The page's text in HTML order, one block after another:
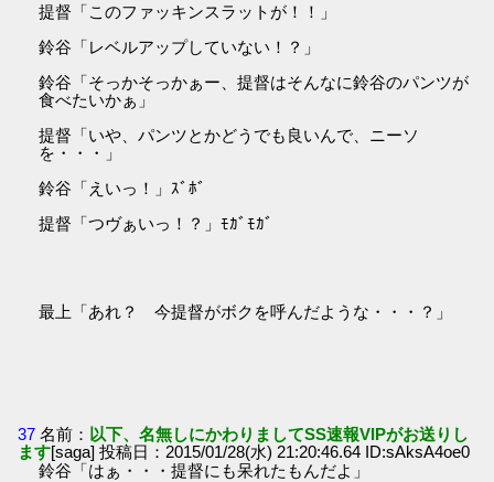
提督「このファッキンスラットが！！」
鈴谷「レベルアップしていない！？」
鈴谷「そっかそっかぁー、提督はそんなに鈴谷のパンツが
食べたいかぁ」
提督「いや、パンツとかどうでも良いんで、ニーソ
を・・・」
鈴谷「えいっ！」ｽﾞﾎﾞ
提督「つヴぁいっ！？」ﾓｶﾞﾓｶﾞ
最上「あれ？ 今提督がボクを呼んだような・・・？」
37 名前： 以下、名無しにかわりましてSS速報VIPがお送りし
ます[saga] 投稿日：2015/01/28(水) 21:20:46.64 ID:sAksA4oe0
鈴谷「はぁ・・・提督にも呆れたもんだよ」